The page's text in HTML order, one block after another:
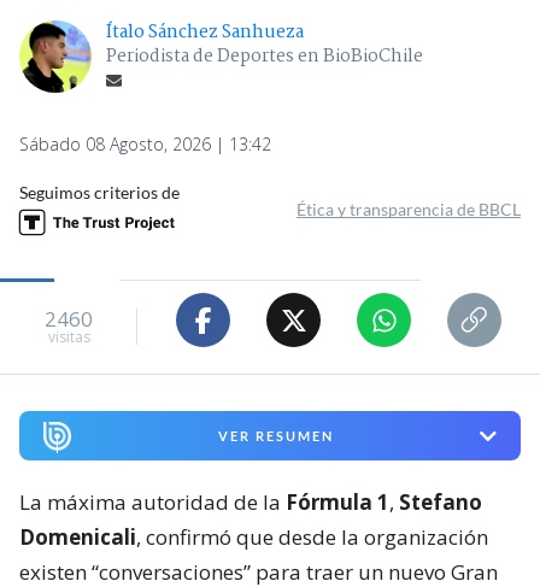
Ítalo Sánchez Sanhueza
Periodista de Deportes en BioBioChile
Sábado 08 Agosto, 2026 | 13:42
Seguimos criterios de
Ética y transparencia de BBCL
2460
visitas
VER RESUMEN
La máxima autoridad de la Fórmula 1, Stefano
Domenicali, confirmó que desde la organización
existen “conversaciones” para traer un nuevo Gran